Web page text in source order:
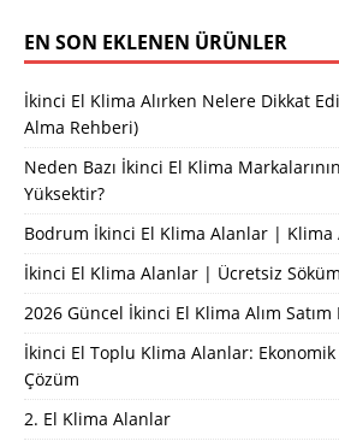
EN SON EKLENEN ÜRÜNLER
İkinci El Klima Alırken Nelere Dikkat
Alma Rehberi)
Neden Bazı İkinci El Klima
Yüksektir?
Bodrum İkinci El Klima Alanlar | Klima
İkinci El Klima Alanlar | Ücretsiz
2026 Güncel İkinci El Klima Alım Satım
İkinci El Toplu Klima Alanlar: Ekonomik
Çözüm
2. El Klima Alanlar